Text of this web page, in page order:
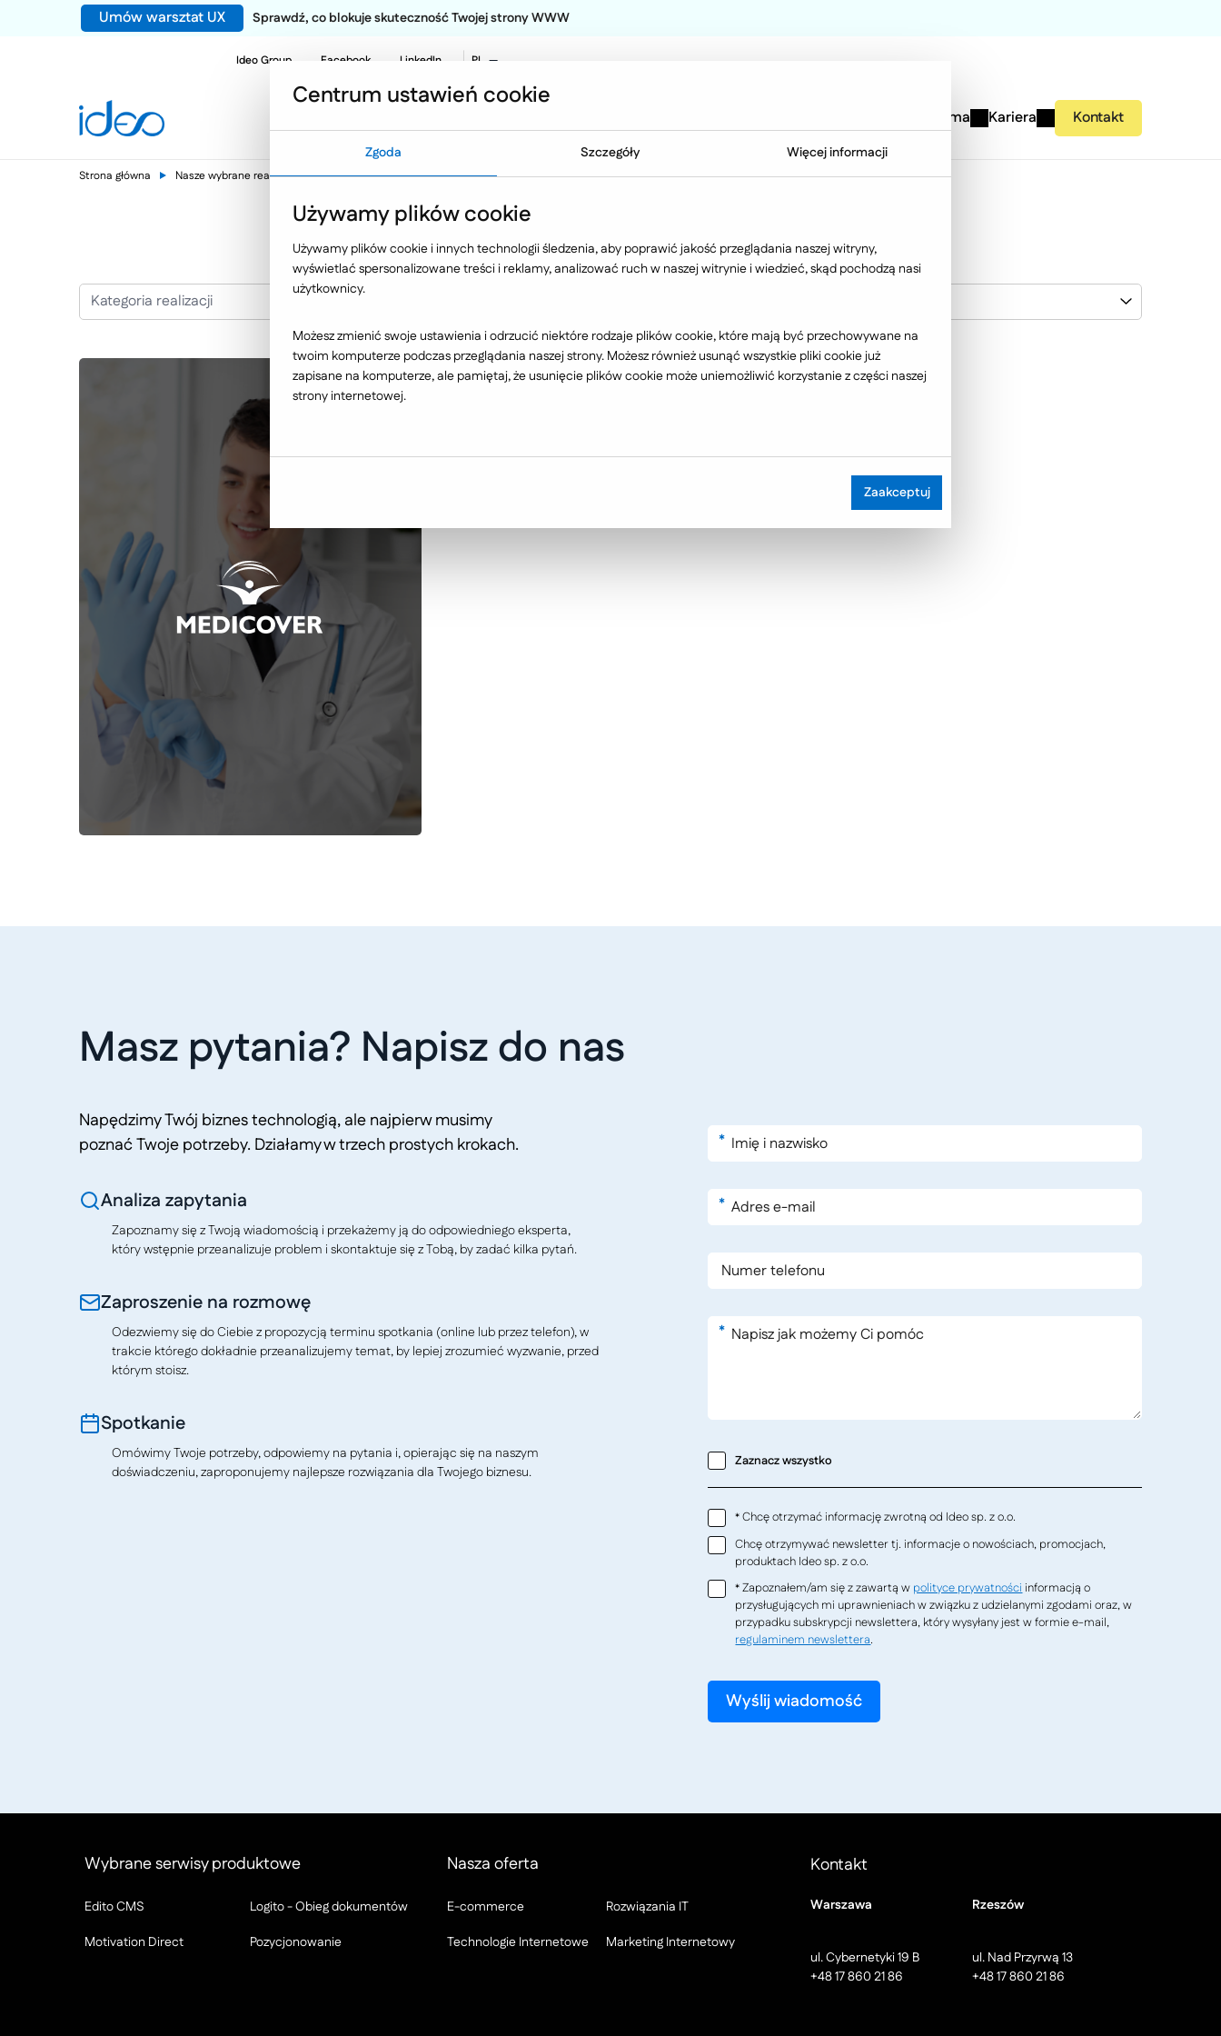
Umów warsztat UX Sprawdź, co blokuje skuteczność Twojej strony WWW
Ideo Group Facebook LinkedIn
PL
EN
NO
Firma Kariera Kontakt
Strona główna Nasze wybrane realizacje Farmacja, medycyna Medicover
Kategoria realizacji
Masz pytania? Napisz do nas
Napędzimy Twój biznes technologią, ale najpierw musimy
poznać Twoje potrzeby. Działamy w trzech prostych krokach.
Analiza zapytania
Zapoznamy się z Twoją wiadomością i przekażemy ją do odpowiedniego eksperta,
który wstępnie przeanalizuje problem i skontaktuje się z Tobą, by zadać kilka pytań.
Zaproszenie na rozmowę
Odezwiemy się do Ciebie z propozycją terminu spotkania (online lub przez telefon), w
trakcie którego dokładnie przeanalizujemy temat, by lepiej zrozumieć wyzwanie, przed
którym stoisz.
Spotkanie
Omówimy Twoje potrzeby, odpowiemy na pytania i, opierając się na naszym
doświadczeniu, zaproponujemy najlepsze rozwiązania dla Twojego biznesu.
*
*
*
Zaznacz wszystko
* Chcę otrzymać informację zwrotną od Ideo sp. z o.o.
Chcę otrzymywać newsletter tj. informacje o nowościach, promocjach,
produktach Ideo sp. z o.o.
* Zapoznałem/am się z zawartą w polityce prywatności informacją o
przysługujących mi uprawnieniach w związku z udzielanymi zgodami oraz, w
przypadku subskrypcji newslettera, który wysyłany jest w formie e-mail,
regulaminem newslettera.
Wybrane serwisy produktowe
Edito CMS
Logito - Obieg dokumentów
Motivation Direct
Pozycjonowanie
Nasza oferta
E-commerce
Rozwiązania IT
Technologie Internetowe
Marketing Internetowy
Kontakt
Warszawa
ul. Cybernetyki 19 B
+48 17 860 21 86
Rzeszów
ul. Nad Przyrwą 13
+48 17 860 21 86
Centrum ustawień cookie
Zgoda Szczegóły Więcej informacji
Używamy plików cookie
Używamy plików cookie i innych technologii śledzenia, aby poprawić jakość przeglądania naszej witryny,
wyświetlać spersonalizowane treści i reklamy, analizować ruch w naszej witrynie i wiedzieć, skąd pochodzą nasi
użytkownicy.
Możesz zmienić swoje ustawienia i odrzucić niektóre rodzaje plików cookie, które mają być przechowywane na
twoim komputerze podczas przeglądania naszej strony. Możesz również usunąć wszystkie pliki cookie już
zapisane na komputerze, ale pamiętaj, że usunięcie plików cookie może uniemożliwić korzystanie z części naszej
strony internetowej.
Zaakceptuj